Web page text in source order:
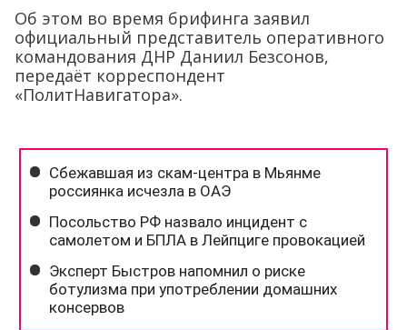
Об этом во время брифинга заявил
официальный представитель оперативного
командования ДНР Даниил Безсонов,
передаёт корреспондент
«ПолитНавигатора».